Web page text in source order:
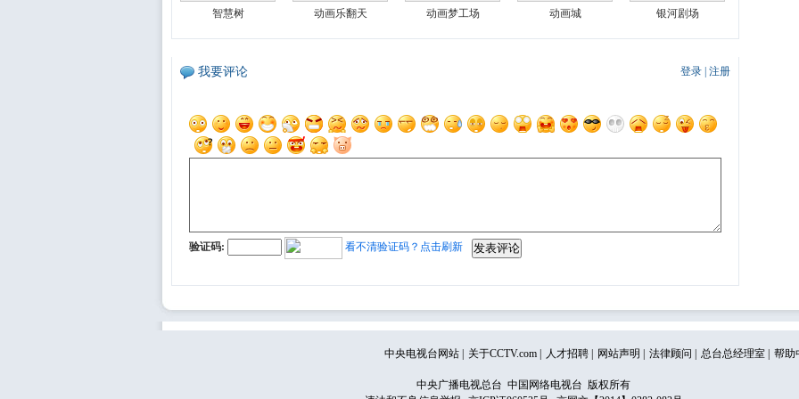
智慧树 动画乐翻天 动画梦工场 动画城 银河剧场
登录 注册
我要评论
验证码: 看不清验证码？点击刷新
中央电视台网站 关于CCTV.com 人才招聘 网站声明 法律顾问 总台总经理室 帮助
中央广播电视总台 中国网络电视台 版权所有